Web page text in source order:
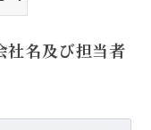
社名及び担当者